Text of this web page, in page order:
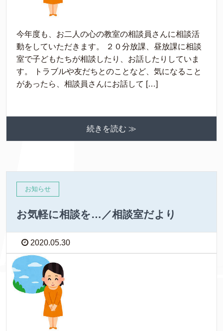
今年度も、お二人の心の教室の相談員さんに相談活
動をしていただきます。 ２０分放課、昼放課に相談
室で子どもたちが相談したり、お話したりしていま
す。 トラブルや友だちとのことなど、気になること
があったら、相談員さんにお話して […]
続きを読む ≫
お知らせ
お気軽に相談を…／相談室だより
2020.05.30